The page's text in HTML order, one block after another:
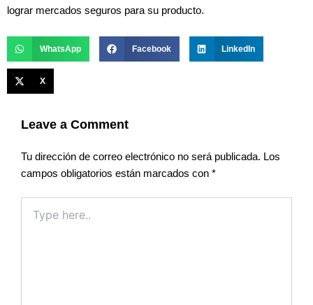
lograr mercados seguros para su producto.
WhatsApp Facebook LinkedIn
X
Leave a Comment
Tu dirección de correo electrónico no será publicada. Los
campos obligatorios están marcados con *
here..